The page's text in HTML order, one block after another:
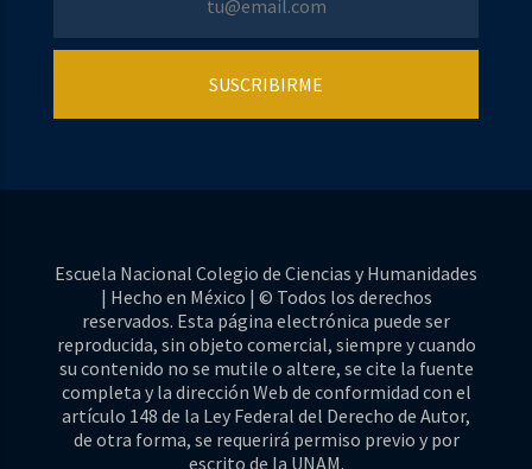
Escuela Nacional Colegio de Ciencias y Humanidades
| Hecho en México | © Todos los derechos
reservados. Esta página electrónica puede ser
reproducida, sin objeto comercial, siempre y cuando
su contenido no se mutile o altere, se cite la fuente
completa y la dirección Web de conformidad con el
artículo 148 de la Ley Federal del Derecho de Autor,
de otra forma, se requerirá permiso previo y por
escrito de la UNAM.